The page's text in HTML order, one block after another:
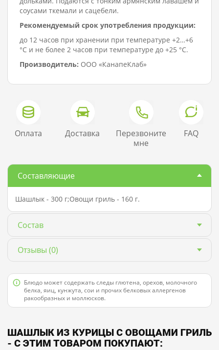
соусами ткемали и сацебели.
Рекомендуемый срок употребления продукции:
до 12 часов при хранении при температуре +2…+6
°C и не более 2 часов при температуре до +25 °C.
Производитель: ООО «КанапеКлаб»
Составляющие
Шашлык - 300 г;Овощи гриль - 160 г.
Состав
Отзывы (0)
Оплата Доставка
Перезвоните
мне
FAQ
Блюдо может содержать следы глютена, орехов, молочного
белка, яиц, кунжута, сои и прочих белковых аллергенов
ракообразных и моллюсков.
ШАШЛЫК ИЗ КУРИЦЫ С ОВОЩАМИ ГРИЛЬ
- С ЭТИМ ТОВАРОМ ПОКУПАЮТ: